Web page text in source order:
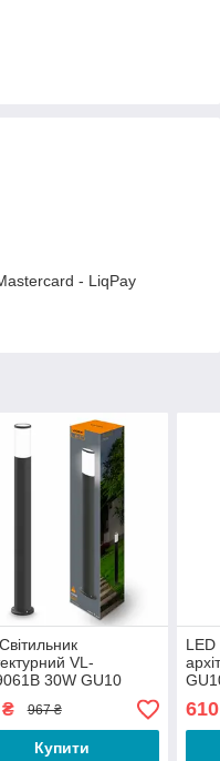
- LiqPay
VL-
30W GU10
IP54 Videx
967 ₴
Купити
LED
610